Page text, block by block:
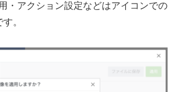
・アクション設定などはアイコンでの
。